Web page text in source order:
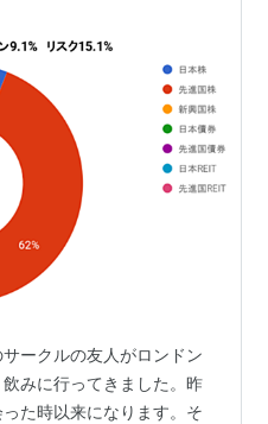
ークルの友人がロンドン
みに行ってきました。昨
た時以来になります。そ